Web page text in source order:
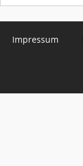
Impressum